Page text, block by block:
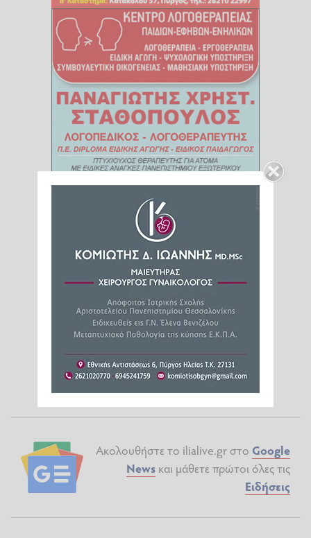
Ακολουθήστε το ilialive.gr στο Google
News και μάθετε πρώτοι όλες τις
Ειδήσεις